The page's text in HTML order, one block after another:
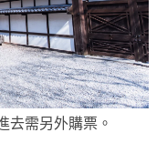
去需另外購票。